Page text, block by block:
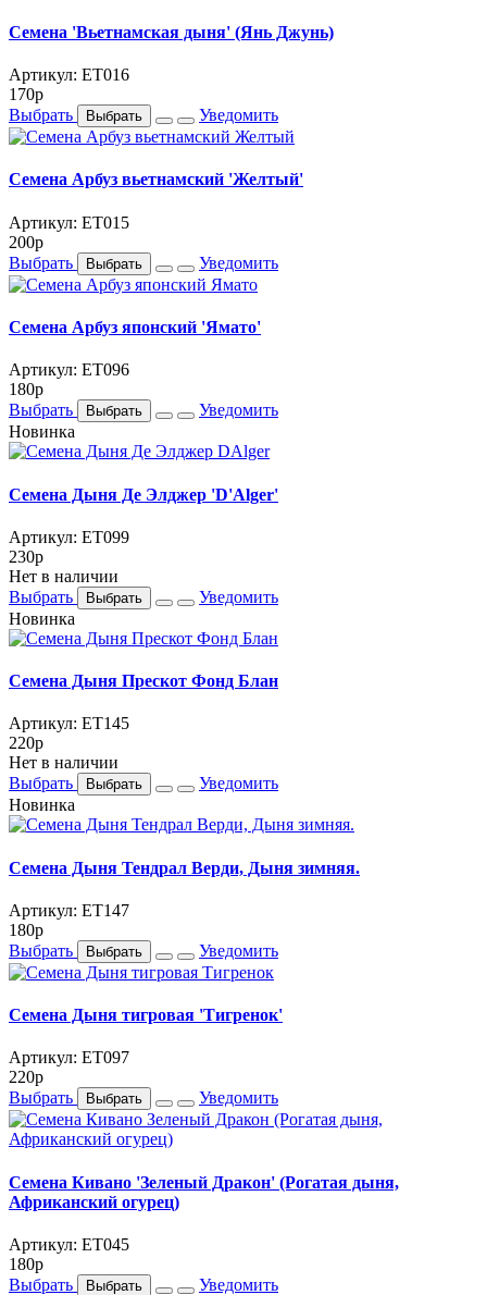
Семена 'Вьетнамская дыня' (Янь Джунь)
Артикул: ET016
170p
Выбрать
Выбрать Уведомить
Семена Арбуз вьетнамский 'Желтый'
Артикул: ET015
200p
Выбрать
Выбрать Уведомить
Семена Арбуз японский 'Ямато'
Артикул: ET096
180p
Выбрать
Выбрать
Уведомить
Новинка
Семена Дыня Де Элджер 'D'Alger'
Артикул: ET099
230p
Нет в наличии
Выбрать
Выбрать
Уведомить
Новинка
Семена Дыня Прескот Фонд Блан
Артикул: ET145
220p
Нет в наличии
Выбрать
Выбрать
Уведомить
Новинка
Семена Дыня Тендрал Верди, Дыня зимняя.
Артикул: ET147
180p
Выбрать
Выбрать Уведомить
Семена Дыня тигровая 'Тигренок'
Артикул: ET097
220p
Выбрать
Выбрать Уведомить
Семена Кивано 'Зеленый Дракон' (Рогатая дыня,
Африканский огурец)
Артикул: ET045
180p
Выбрать
Выбрать Уведомить